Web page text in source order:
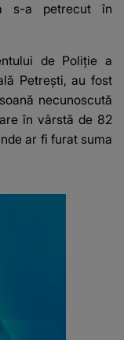
s-a petrecut în
de Poliție a
Petreşti, au fost
necunoscută
în vârstă de 82
ar fi furat suma